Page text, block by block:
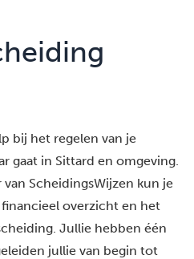
bij het regelen van je
gaat in Sittard en omgeving.
ScheidingsWijzen kun je
overzicht en het
Jullie hebben één
jullie van begin tot